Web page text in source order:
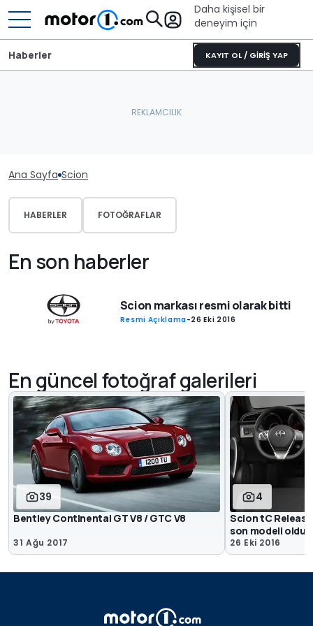
Daha kişisel bir
deneyim için
KAYIT OL / GİRİŞ YAP
Haberler
Ana Sayfa Scion
HABERLER FOTOĞRAFLAR
En son haberler
Scion markası resmi olarak bitti
Resmi Açıklama-26 Eki 2016
En güncel fotoğraf galerileri
39
Bentley Continental GT V8 / GTC V8
31 Ağu 2017
4
Scion tC
son modeli oldu
26 Eki 2016